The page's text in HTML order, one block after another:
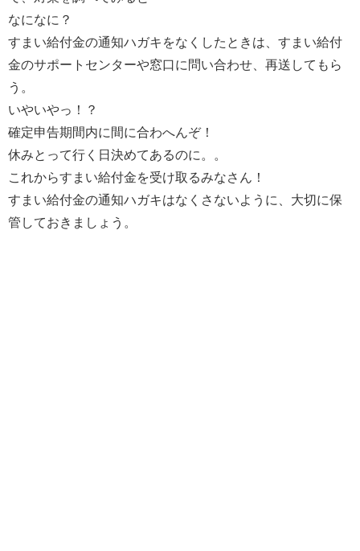
なになに？
すまい給付金の通知ハガキをなくしたときは、すまい給付
金のサポートセンターや窓口に問い合わせ、再送してもら
う。
いやいやっ！？
確定申告期間内に間に合わへんぞ！
休みとって行く日決めてあるのに。。
これからすまい給付金を受け取るみなさん！
すまい給付金の通知ハガキはなくさないように、大切に保
管しておきましょう。